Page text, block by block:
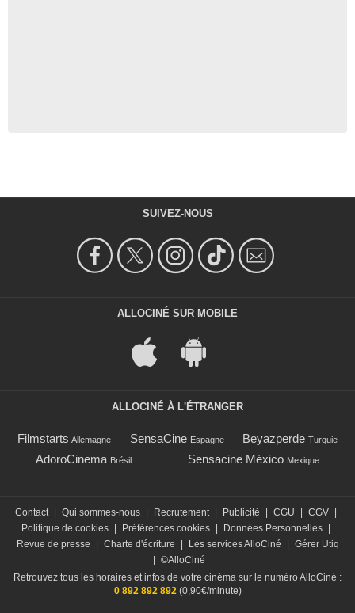
SUIVEZ-NOUS
ALLOCINÉ SUR MOBILE
ALLOCINÉ À L'ÉTRANGER
Filmstarts Allemagne SensaCine Espagne Beyazperde Turquie
AdoroCinema Brésil Sensacine México Mexique
Contact Qui sommes-nous Recrutement Publicité CGU CGV
Politique de cookies
Préférences cookies Données Personnelles
Revue de presse
Charte d'écriture Les services AlloCiné
Gérer Utiq
©AlloCiné
Retrouvez tous les horaires et infos de votre cinéma sur le numéro AlloCiné :
0 892 892 892(0,90€/minute)